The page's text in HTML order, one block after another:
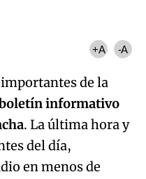
+A -A
de la
informativo
. La última hora y
del día,
en menos de